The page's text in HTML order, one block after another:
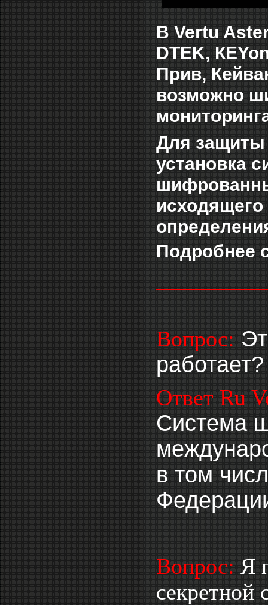
В Vertu
DTEK,
Прив,
возможно
Для защиты
установка
Подробнее
Вопрос:
работает?
Ответ Ru
Система
в том
Вопрос: Я
секретной